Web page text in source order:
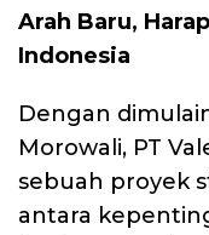
Arah Baru,
Indonesia
Dengan
Morowali, PT
sebuah proyek
antara